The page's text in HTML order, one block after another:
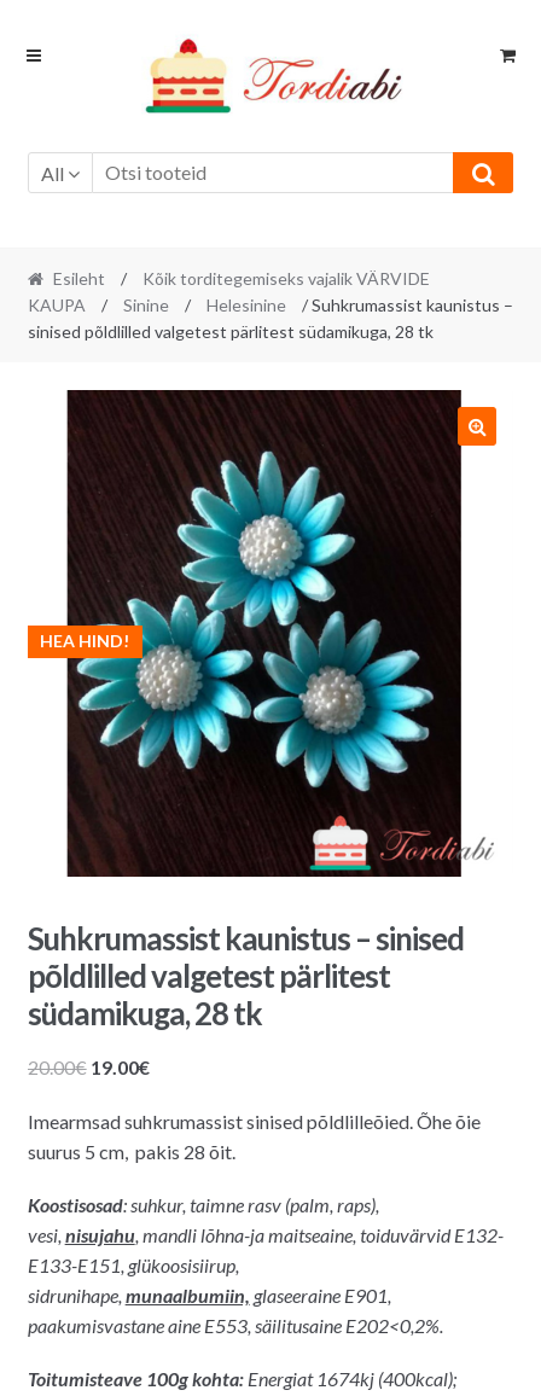
Skip
Skip
All
Esileht /
Kõik torditegemiseks vajalik VÄRVIDE
KAUPA
/ Sinine / Helesinine
/ Suhkrumassist kaunistus –
sinised põldlilled valgetest pärlitest südamikuga, 28 tk
HEA HIND!
Suhkrumassist kaunistus – sinised
põldlilled valgetest pärlitest
südamikuga, 28 tk
20.00€ Algne
oli:
20.00€.
19.00€Praegune
on:
19.00€.
Imearmsad suhkrumassist sinised põldlilleõied. Õhe õie
suurus 5 cm, pakis 28 õit.
Koostisosad: suhkur, taimne rasv (palm, raps),
vesi, nisujahu, mandli lõhna-ja maitseaine, toiduvärvid E132-
E133-E151, glükoosisiirup,
sidrunihape, munaalbumiin, glaseeraine E901,
paakumisvastane aine E553, säilitusaineE202<0,2%.
Toitumisteave 100g kohta:Energiat 1674kj (400kcal);